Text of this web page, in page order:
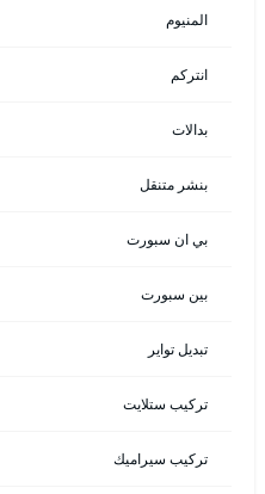
المنيوم
انتركم
بدالات
بنشر متنقل
بي ان سبورت
بين سبورت
تبديل تواير
تركيب ستلايت
تركيب سيراميك